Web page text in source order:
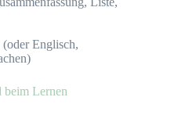
Englisch,
beim Lernen